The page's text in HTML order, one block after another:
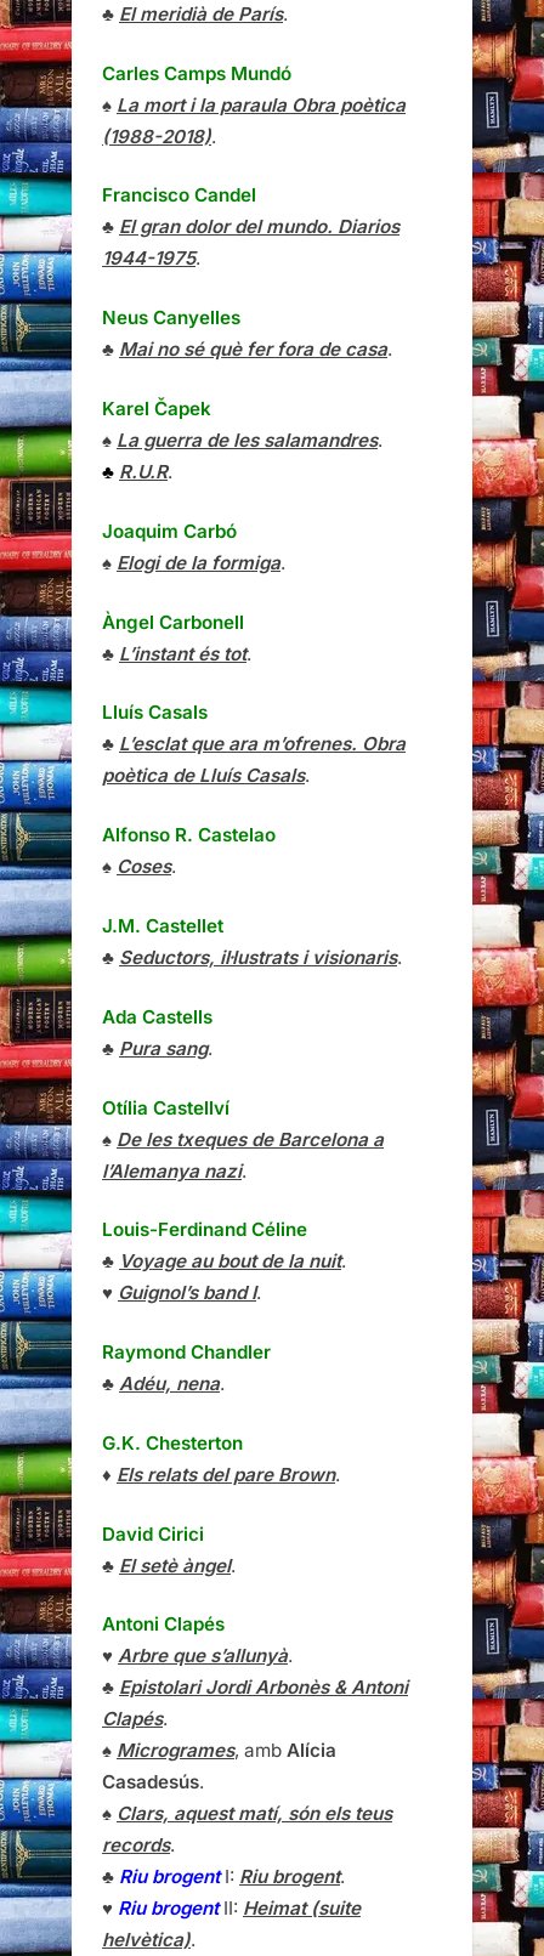
♣ El meridià de París.
Carles Camps Mundó
♠ La mort i la paraula Obra poètica
(1988-2018).
Francisco Candel
♣ El gran dolor del mundo. Diarios
1944-1975.
Neus Canyelles
♣ Mai no sé què fer fora de casa.
Karel Čapek
♠ La guerra de les salamandres.
♣ R.U.R.
Joaquim Carbó
♠ Elogi de la formiga.
Àngel Carbonell
♣ L’instant és tot.
Lluís Casals
♣ L’esclat que ara m’ofrenes. Obra
poètica de Lluís Casals.
Alfonso R. Castelao
♠ Coses.
J.M. Castellet
♣ Seductors, il·lustrats i visionaris.
Ada Castells
♣ Pura sang.
Otília Castellví
♠ De les txeques de Barcelona a
l’Alemanya nazi.
Louis-Ferdinand Céline
♣ Voyage au bout de la nuit.
♥ Guignol’s band I.
Raymond Chandler
♣ Adéu, nena.
G.K. Chesterton
♦ Els relats del pare Brown.
David Cirici
♣ El setè àngel.
Antoni Clapés
♥ Arbre que s’allunyà.
♣ Epistolari Jordi Arbonès & Antoni
Clapés.
♠ Microgrames, amb Alícia
Casadesús.
♠ Clars, aquest matí, són els teus
records.
♣ Riu brogentI: Riu brogent.
♥ Riu brogentII: Heimat (suite
helvètica).